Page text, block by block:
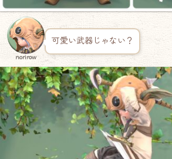
norirow
可愛い武器じゃない？